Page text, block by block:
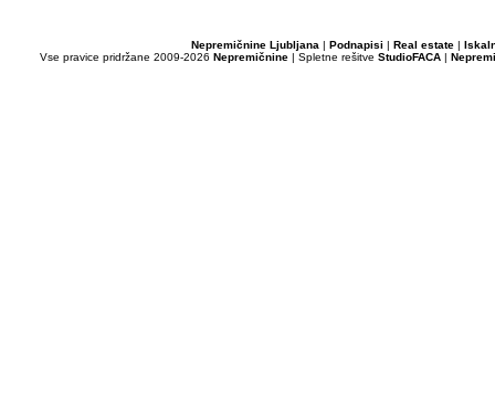
Nepremičnine Ljubljana| Podnapisi Real estate|
Vse pravice pridržane 2009-2026 Nepremičnine | Spletne rešitve StudioFACA